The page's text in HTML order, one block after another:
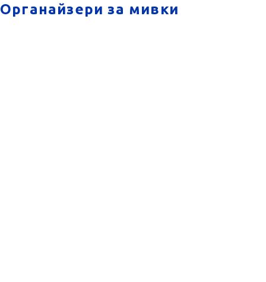
Органайзери за мивки